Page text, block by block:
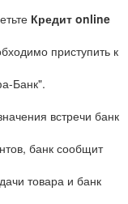
Кредит online
приступить к
Банк".
встречи банк
банк сообщит
товара и банк